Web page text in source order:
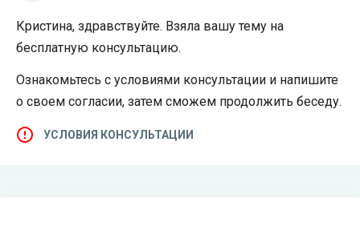
Кристина, здравствуйте. Взяла вашу тему на
бесплатную консультацию.
Ознакомьтесь с условиями консультации и напишите
о своем согласии, затем сможем продолжить беседу.
УСЛОВИЯ КОНСУЛЬТАЦИИ